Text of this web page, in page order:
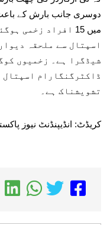
دوسری جانب بارش کے
میں 15 افراد
اسپتال سے ملحقہ
شیڈگرا ہے۔ زخمیوں
ڈاکٹرگنگارام
تشویشناک ہے۔
کریڈٹ: انڈیپنڈنٹ نیوز